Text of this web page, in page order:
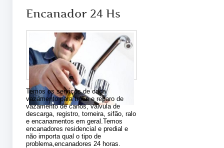
Encanador 24 Hs
Temos os serviços de caça
vazamento para troca e reparo de
vazamento de canos, válvula de
descarga, registro, torneira, sifão, ralo
e encanamentos em geral.Temos
encanadores residencial e predial e
não importa qual o tipo de
problema,encanadores 24 horas.